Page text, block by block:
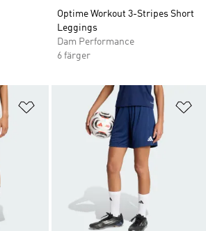
Optime Workout 3-Stripes Short
Leggings
Dam Performance
6 färger
Lägg till på önskelistan